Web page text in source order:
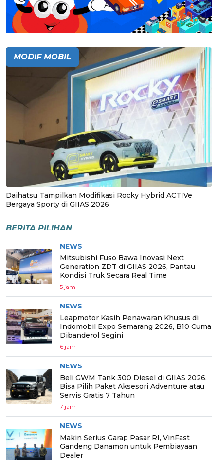
MODIF MOBIL
Daihatsu Tampilkan Modifikasi Rocky Hybrid ACTIVe
Bergaya Sporty di GIIAS 2026
BERITA PILIHAN
NEWS
Mitsubishi Fuso Bawa Inovasi Next
Generation ZDT di GIIAS 2026, Pantau
Kondisi Truk Secara Real Time
5 jam
NEWS
Leapmotor Kasih Penawaran Khusus di
Indomobil Expo Semarang 2026, B10 Cuma
Dibanderol Segini
6 jam
NEWS
Beli GWM Tank 300 Diesel di GIIAS 2026,
Bisa Pilih Paket Aksesori Adventure atau
Servis Gratis 7 Tahun
7 jam
NEWS
Makin Serius Garap Pasar RI, VinFast
Gandeng Danamon untuk Pembiayaan
Dealer